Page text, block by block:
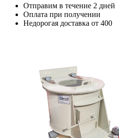
Отправим в течение 2 дней
Оплата при получении
Недорогая доставка от 400